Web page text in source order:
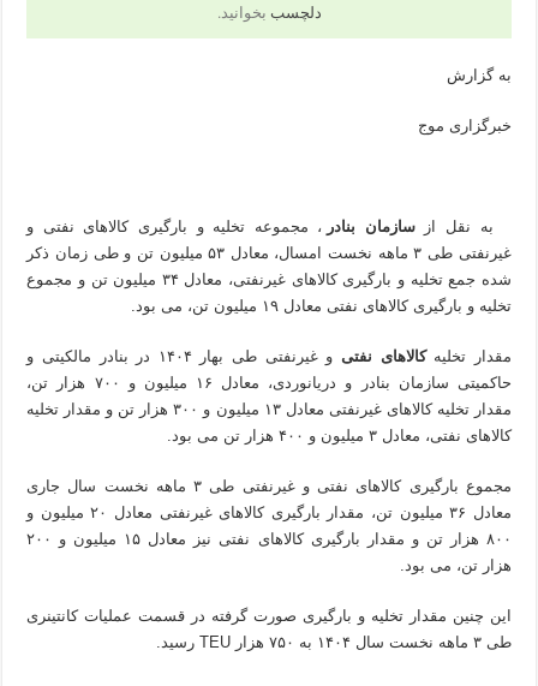
دلچسب بخوانید.
به گزارش
خبرگزاری موج
به نقل ازسازمان بنادر ، مجموعه تخلیه و بارگیری کالاهای نفتی و
غیرنفتی طی ۳ ماهه نخست امسال، معادل ۵۳ میلیون تن و طی زمان ذکر
شده جمع تخلیه و بارگیری کالاهای غیرنفتی، معادل ۳۴ میلیون تن و مجموع
تخلیه و بارگیری کالاهای نفتی معادل ۱۹ میلیون تن، می بود.
مقدار تخلیهکالاهای نفتی
و غیرنفتی طی بهار ۱۴۰۴ در بنادر مالکیتی و
حاکمیتی سازمان بنادر و دریانوردی، معادل ۱۶ میلیون و ۷۰۰ هزار تن،
مقدار تخلیه کالاهای غیرنفتی معادل ۱۳ میلیون و ۳۰۰ هزار تن و مقدار تخلیه
کالاهای نفتی، معادل ۳ میلیون و ۴۰۰ هزار تن می بود.
مجموع بارگیری کالاهای نفتی و غیرنفتی طی ۳ ماهه نخست سال جاری
معادل ۳۶ میلیون تن، مقدار بارگیری کالاهای غیرنفتی معادل ۲۰ میلیون و
۸۰۰ هزار تن و مقدار بارگیری کالاهای نفتی نیز معادل ۱۵ میلیون و ۲۰۰
هزار تن، می بود.
این چنین مقدار تخلیه و بارگیری صورت گرفته در قسمت عملیات کانتینری
طی ۳ ماهه نخست سال ۱۴۰۴ به ۷۵۰ هزار TEU رسید.